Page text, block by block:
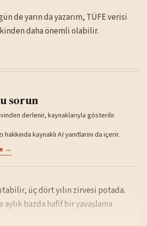
de yarın da yazarım, TÜFE verisi
daha önemli olabilir.
sorun
derlenir, kaynaklarıyla gösterilir.
kaynaklı AI yanıtlarını da içerir.
→
üç dört yılın zirvesi potada.
bazda hafif bir yavaşlama